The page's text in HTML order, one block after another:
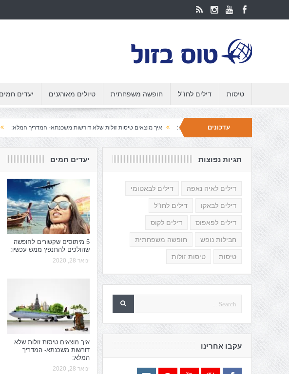
טיסות דילים לחו"ל חופשה משפחתית טיולים מאורגנים יעדים חמים
עדכונים איך מוצאים טיסות זולות שלא דורשות משכנתא- המדריך המלא: בטומי עיר
יעדים חמים
5 מיתוסים שקשורים לחופשה
שהולכים להתנפץ ממש עכשיו:
ינואר 28, 2020
איך מוצאים טיסות זולות שלא
דורשות משכנתא- המדריך
המלא:
ינואר 28, 2020
תגיות נפוצות
דילים לאיה נאפה דילים לבאטומי
דילים לבאקו דילים לחו"ל
דילים לפאפוס דילים לקוס
חבילות נופש חופשה משפחתית
טיסות טיסות זולות
עקבו אחרינו